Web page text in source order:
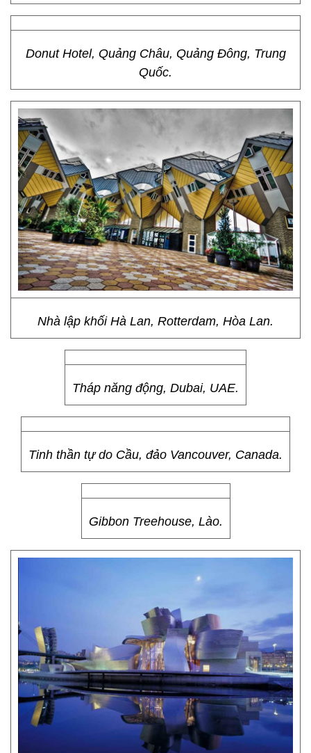
Donut Hotel, Quảng Châu, Quảng Đông, Trung
Quốc.
Nhà lập khối Hà Lan, Rotterdam, Hòa Lan.
Tháp năng động, Dubai, UAE.
Tinh thần tự do Cầu, đảo Vancouver, Canada.
Gibbon Treehouse, Lào.